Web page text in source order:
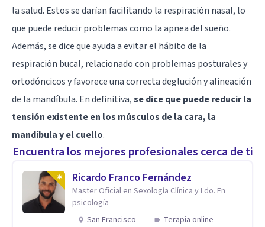
la salud. Estos se darían facilitando la respiración nasal, lo
que puede reducir problemas como la apnea del sueño.
Además, se dice que ayuda a evitar el hábito de la
respiración bucal, relacionado con problemas posturales y
ortodóncicos y favorece una correcta deglución y alineación
de la mandíbula. En definitiva,se dice que puede reducir la
tensión existente en los músculos de la cara, la
mandíbula y el cuello.
Encuentra los mejores profesionales cerca de ti
Ricardo Franco Fernández
Master Oficial en Sexología Clínica y Ldo. En
psicología
San Francisco
Terapia online